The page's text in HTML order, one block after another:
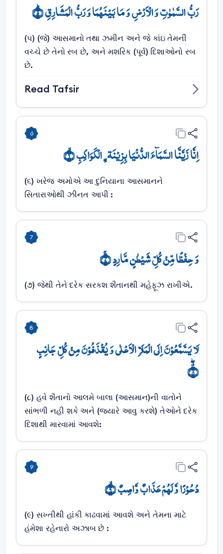
رَبُّ السَّمٰوٰتِ وَ الۡاَرۡضِ وَ مَا بَیۡنَہُمَا وَ رَبُّ الۡمَشَارِقِ ؕ﴿۵﴾
(૫) (જે) આસમાનો તથા ઝમીન અને જે કાંઇ તેમની
વચ્ચે છે તેનો રબ છે, અને મશરિક (પૂર્વ) દિશાઓનો રબ
છે.
Read Tafsir
6
اِنَّا زَیَّنَّا السَّمَآءَ الدُّنۡیَا بِزِیۡنَۃِۣ الۡکَوَاکِبِ ۙ﴿۶﴾
(૬) ખરેજ અમોએ આ દુનિયાના આસમાનને
સિતારાઓથી ઝીનત આપી :
7
وَ حِفۡظًا مِّنۡ کُلِّ شَیۡطٰنٍ مَّارِدٍ ۚ﴿۷﴾
(૭) જેથી તેને દરેક સરકશ શૈતાનથી મહેફૂઝ રાખીએ.
8
لَا یَسَّمَّعُوۡنَ اِلَی الۡمَلَاِ الۡاَعۡلٰی وَ یُقۡذَفُوۡنَ مِنۡ کُلِّ جَانِبٍ
٭ۖ﴿۸﴾
(૮) હવે શૈતાનો આલમે બાલા (આસમાન)ની વાતોને
સાંભળી નહી શકે અને (જ્યારે આવુ કરશે) તેઓને દરેક
દિશાથી મારવામાં આવશે:
9
دُحُوۡرًا وَّ لَہُمۡ عَذَابٌ وَّاصِبٌ ۙ﴿۹﴾
(૯) સખ્તીથી હાંકી કાઢવામાં આવશે અને તેમના માટે
હંમેશા રહેનારો અઝાબ છે :